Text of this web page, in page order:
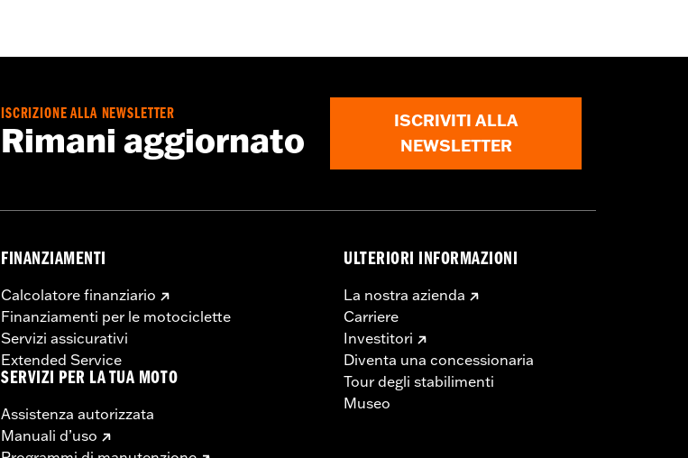
ISCRIZIONE ALLA NEWSLETTER
Rimani aggiornato
ISCRIVITI ALLA
NEWSLETTER
FINANZIAMENTI
Calcolatore finanziario
Finanziamenti per le motociclette
Servizi assicurativi
Extended Service
SERVIZI PER LA TUA MOTO
Assistenza autorizzata
Manuali d’uso
ULTERIORI INFORMAZIONI
La nostra azienda
Carriere
Investitori
Diventa una concessionaria
Tour degli stabilimenti
Museo